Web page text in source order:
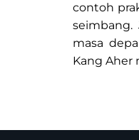
contoh
masa
Kang Aher